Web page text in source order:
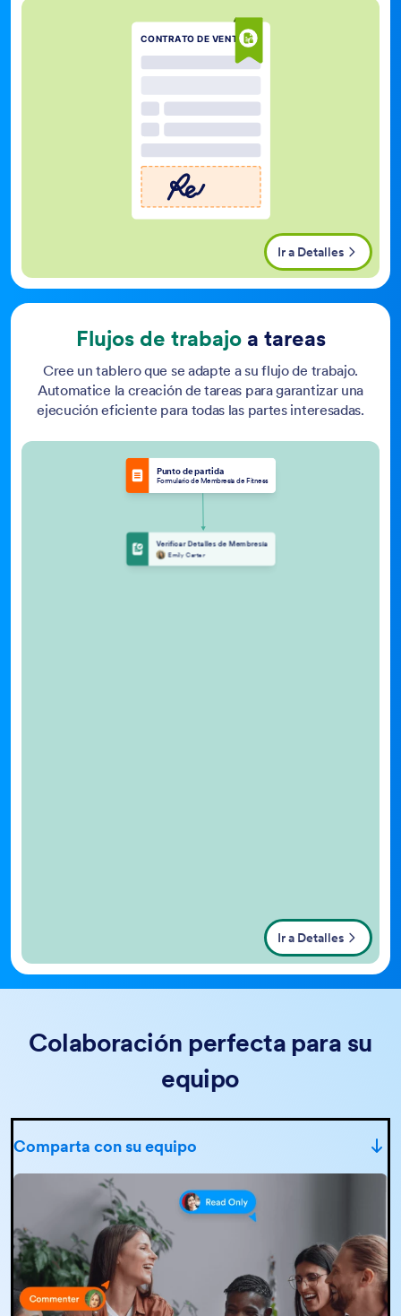
CONTRATO DE VENTAS
Contratos Firmados
Eva Jason
Firmado
contrato.
Anwen Lewis
Firmado
Añadir tarea
Ir a Detalles
Flujos de trabajoa tareas
Cree un tablero que se adapte a su flujo de trabajo.
Automatice la creación de tareas para garantizar una
ejecución eficiente para todas las partes interesadas.
Punto de partida
Formulario de Membresía de Fitness
Verificar Detalles de Membresía
Emily Carter
Ir a Detalles
Colaboración perfecta para su
equipo
Comparta con su equipo